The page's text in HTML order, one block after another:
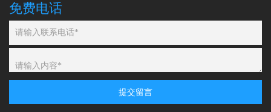
免费电话
提交留言